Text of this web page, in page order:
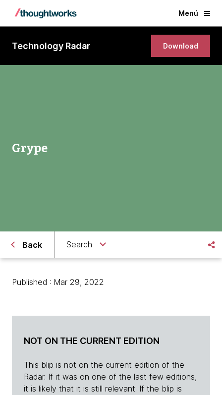
Menú
Technology Radar Download
Grype
Back Search
Published : Mar 29, 2022
NOT ON THE CURRENT EDITION
This blip is not on the current edition of the
Radar. If it was on one of the last few editions,
it is likely that it is still relevant. If the blip is